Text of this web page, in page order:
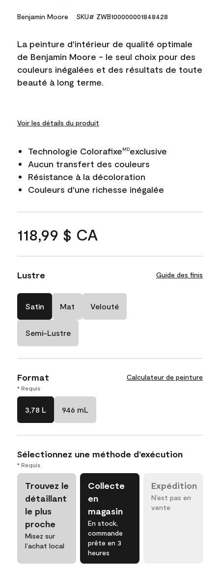
Benjamin Moore SKU# ZWB100000001848428
La peinture d'intérieur de qualité optimale
de Benjamin Moore - le seul choix pour des
couleurs inégalées et des résultats de toute
beauté à long terme.
Voir les détails du produit
Technologie ColorafixeMDexclusive
Aucun transfert des couleurs
Résistance à la décoloration
Couleurs d'une richesse inégalée
118,99 $ CA
Lustre Guide des finis
Satin Mat Velouté
Semi-Lustre
Format Calculateur de peinture
* Requis
3,78 L 946 mL
Sélectionnez une méthode d’exécution
* Requis
Trouvez le
détaillant
le plus
proche
Misez sur
l’achat local
Collecte
en
magasin
En stock,
commande
prête en 3
heures
Expédition
N’est pas en
vente